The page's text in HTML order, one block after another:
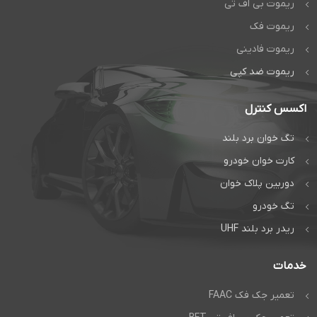
ریموت بی اف تی
ریموت فک
ریموت فادینی
ریموت ضد کپی
اکسس کنترل
تگ خوان برد بلند
کارت خوان خودرو
دوربین پلاک خوان
تگ خودرو
ریدر برد بلند UHF
خدمات
تعمیر جک فک FAAC